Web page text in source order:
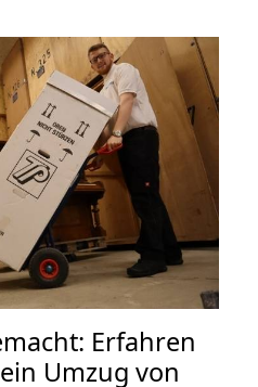
Erfahren
Umzug von